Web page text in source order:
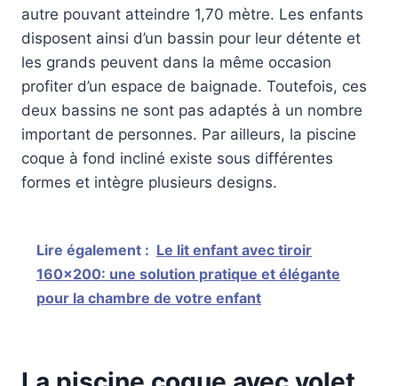
autre pouvant atteindre 1,70 mètre. Les enfants
disposent ainsi d’un bassin pour leur détente et
les grands peuvent dans la même occasion
profiter d’un espace de baignade. Toutefois, ces
deux bassins ne sont pas adaptés à un nombre
important de personnes. Par ailleurs, la piscine
coque à fond incliné existe sous différentes
formes et intègre plusieurs designs.
Lire également : Le lit enfant avec tiroir
160x200: une solution pratique et élégante
pour la chambre de votre enfant